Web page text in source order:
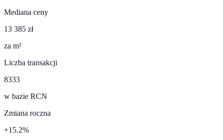
Mediana ceny
13 385 zł
za m²
Liczba transakcji
8333
w bazie RCN
Zmiana roczna
+15.2%